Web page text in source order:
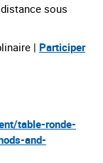
sous
| Participer
table-ronde-
and-